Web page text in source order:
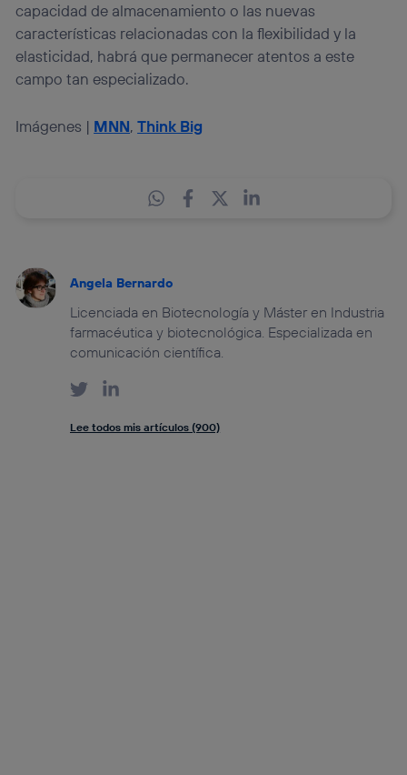
capacidad de almacenamiento o las nuevas
características relacionadas con la flexibilidad y la
elasticidad, habrá que permanecer atentos a este
campo tan especializado.
Imágenes | MNN,Think Big
Angela Bernardo
Licenciada en Biotecnología y Máster en Industria
farmacéutica y biotecnológica. Especializada en
comunicación científica.
Lee todos mis artículos (900)